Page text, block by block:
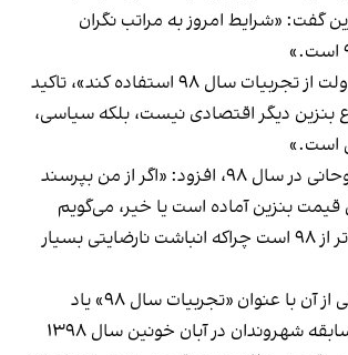
گفت: «شرایط امروز به مراتب نگران
او با بیان اینکه «دولت از تجربیات سال ۹۸ استفاده کند»، تاکید
بنزین دیگر اقتصادی نیست، بلکه سیاسی،
است.»
وزیر کشور دولت روحانی در سال ۹۸، افزود: «اگر از من بپرسند
قیمت بنزین آماده است یا خیر، می‌گویم
خیلی نگران کننده‌تر از ۹۸ است چراکه انباشت نارضایتی بسیار
آنچه رحمانی فضلی از آن با عنوان «تجربیات سال ۹۸» یاد
می‌کند، کشتار بی‌سابقه شهروندان در آبان خونین سال ۱۳۹۸